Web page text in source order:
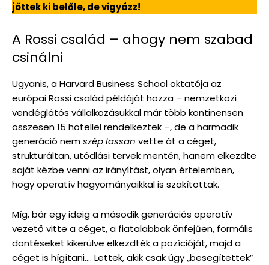
jöttek ki belőle, de vigyázz!
A Rossi család – ahogy nem szabad
csinálni
Ugyanis, a Harvard Business School oktatója az
európai Rossi család példáját hozza – nemzetközi
vendéglátós vállalkozásukkal már több kontinensen
összesen 15 hotellel rendelkeztek –, de a harmadik
generáció nemszép lassan vette át a céget,
strukturáltan, utódlási tervek mentén, hanem elkezdte
saját kézbe venni az irányítást, olyan értelemben,
hogy operatív hagyományaikkal is szakítottak.
Míg, bár egy ideig a második generációs operatív
vezető vitte a céget, a fiatalabbak önfejűen, formális
döntéseket kikerülve elkezdték a pozícióját, majd a
céget is hígítani…. Lettek, akik csak úgy „besegítettek”